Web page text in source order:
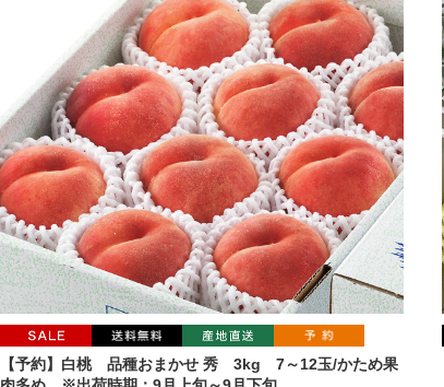
【予約】白桃 品種おまかせ 秀 3kg 7～12玉/かため果